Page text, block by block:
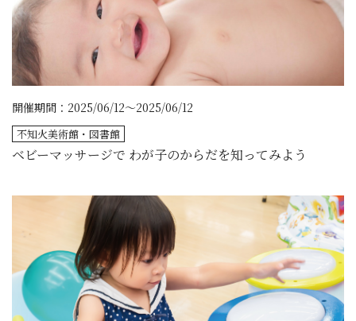
ベビーマッサージで わが子のからだを知ってみよう
開催期間：2025/06/12～2025/06/12
不知火美術館・図書館